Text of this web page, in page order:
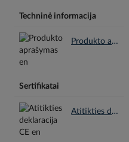
Techninė informacija
Produkto aprašymas en.pdf
Sertifikatai
Atitikties deklaracija CE en.pdf